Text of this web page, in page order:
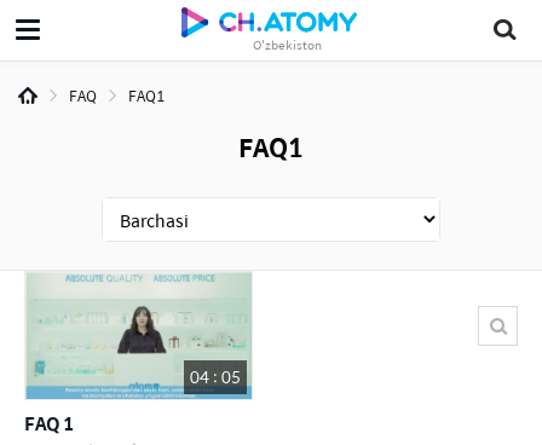
O'zbekiston
FAQ FAQ1
FAQ1
04 : 05
FAQ 1